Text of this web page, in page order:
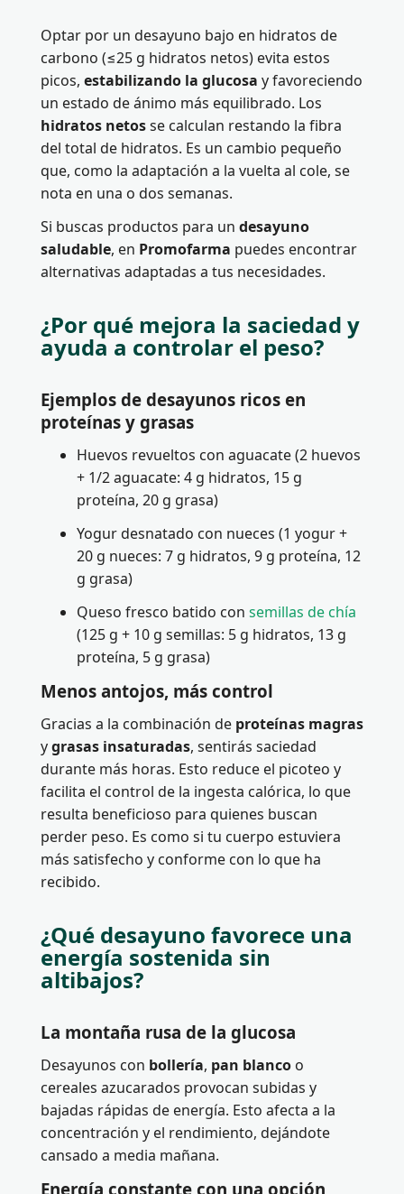
Optar por un desayuno bajo en hidratos de
carbono (≤25 g hidratos netos) evita estos
picos, estabilizando la glucosa y favoreciendo
un estado de ánimo más equilibrado. Los
hidratos netosse calculan restando la fibra
del total de hidratos. Es un cambio pequeño
que, como la adaptación a la vuelta al cole, se
nota en una o dos semanas.
Si buscas productos para un desayuno
saludable, en Promofarma puedes encontrar
alternativas adaptadas a tus necesidades.
¿Por qué mejora la saciedad y
ayuda a controlar el peso?
Ejemplos de desayunos ricos en
proteínas y grasas
Huevos revueltos con aguacate (2 huevos
+ 1/2 aguacate: 4 g hidratos, 15 g
proteína, 20 g grasa)
Yogur desnatado con nueces (1 yogur +
20 g nueces: 7 g hidratos, 9 g proteína, 12
g grasa)
Queso fresco batido con semillas de chía
(125 g + 10 g semillas: 5 g hidratos, 13 g
proteína, 5 g grasa)
Menos antojos, más control
Gracias a la combinación de proteínas magras
ygrasas insaturadas, sentirás saciedad
durante más horas. Esto reduce el picoteo y
facilita el control de la ingesta calórica, lo que
resulta beneficioso para quienes buscan
perder peso. Es como si tu cuerpo estuviera
más satisfecho y conforme con lo que ha
recibido.
¿Qué desayuno favorece una
energía sostenida sin
altibajos?
La montaña rusa de la glucosa
Desayunos con bollería, pan blanco o
cereales azucarados provocan subidas y
bajadas rápidas de energía. Esto afecta a la
concentración y el rendimiento, dejándote
cansado a media mañana.
Energía constante con una opción